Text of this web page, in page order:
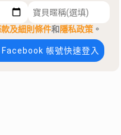
及細則條件和隱私政策 。
Facebook 帳號快速登入